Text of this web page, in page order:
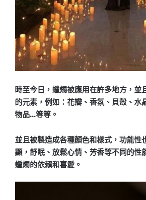
時至今日，蠟燭被應用在許多地方，並
的元素，例如：花瓣、香氛、貝殼、水
物品…等等。
並且被製造成各種顏色和樣式，功能性
顯，舒眠、放鬆心情、芳香等不同的性
蠟燭的依賴和喜愛。